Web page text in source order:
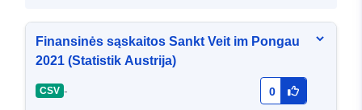
Finansinės sąskaitos Sankt Veit im Pongau
2021 (Statistik Austrija)
CSV - 0